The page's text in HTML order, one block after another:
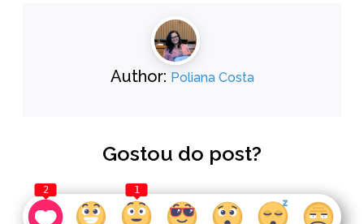
Author: Poliana Costa
Gostou do post?
2 1